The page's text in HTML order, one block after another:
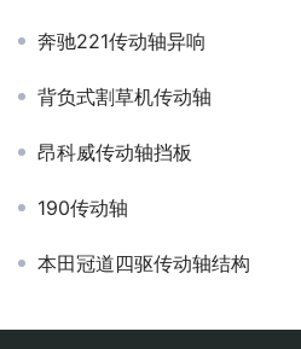
奔驰221传动轴异响
背负式割草机传动轴
昂科威传动轴挡板
190传动轴
本田冠道四驱传动轴结构